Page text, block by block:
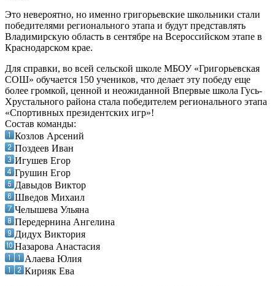
Это невероятно, но именно григорьевские школьники стали
победителями регионального этапа и будут представлять
Владимирскую область в сентябре на Всероссийском этапе в
Краснодарском крае.
Для справки, во всей сельской школе МБОУ «Григорьевская
СОШ» обучается 150 учеников, что делает эту победу еще
более громкой, ценной и неожиданной Впервые школа Гусь-
Хрустального района стала победителем регионального этапа
«Спортивных президентских игр»!
Состав команды:
Козлов Арсений
Поздеев Иван
Игушев Егор
Грушин Егор
Давыдов Виктор
Шведов Михаил
Челышева Ульяна
Передернина Ангелина
Дидух Виктория
Назарова Анастасия
Алаева Юлия
Кирияк Ева